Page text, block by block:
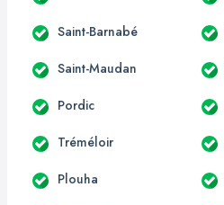
Saint-Barnabé
Saint-Maudan
Pordic
Tréméloir
Plouha